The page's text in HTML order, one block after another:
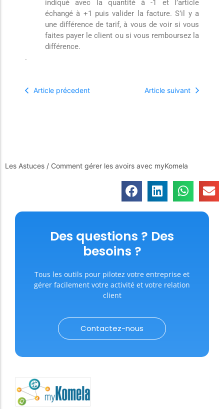
indiqué avec la quantité à -1 et l’article
échangé à +1 puis valider la facture. S’il y a
une différence de tarif, à vous de voir si vous
faites payer le client ou si vous remboursez la
différence.
.
Article précedent Article suivant
Les Astuces / Comment gérer les avoirs avec myKomela
Des questions ? Des
besoins ?
Tous les outils pour pilotez votre entreprise et
gérer facilement votre activité et votre relation
client
Contactez-nous